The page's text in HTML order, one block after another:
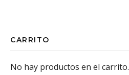
CARRITO
No hay productos en el carrito.